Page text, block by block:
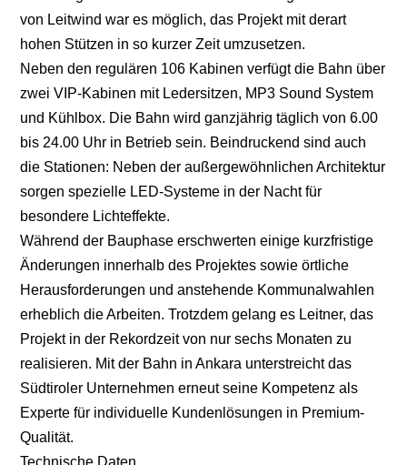
von Leitwind war es möglich, das Projekt mit derart
hohen Stützen in so kurzer Zeit umzusetzen.
Neben den regulären 106 Kabinen verfügt die Bahn über
zwei VIP-Kabinen mit Ledersitzen, MP3 Sound System
und Kühlbox. Die Bahn wird ganzjährig täglich von 6.00
bis 24.00 Uhr in Betrieb sein. Beindruckend sind auch
die Stationen: Neben der außergewöhnlichen Architektur
sorgen spezielle LED-Systeme in der Nacht für
besondere Lichteffekte.
Während der Bauphase erschwerten einige kurzfristige
Änderungen innerhalb des Projektes sowie örtliche
Herausforderungen und anstehende Kommunalwahlen
erheblich die Arbeiten. Trotzdem gelang es Leitner, das
Projekt in der Rekordzeit von nur sechs Monaten zu
realisieren. Mit der Bahn in Ankara unterstreicht das
Südtiroler Unternehmen erneut seine Kompetenz als
Experte für individuelle Kundenlösungen in Premium-
Qualität.
Technische Daten